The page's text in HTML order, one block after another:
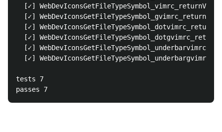
[✓]
[✓]
[✓]
[✓]
[✓]
[✓]
tests 7